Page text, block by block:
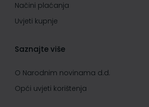
Načini plaćanja
Uvjeti kupnje
Saznajte više
O Narodnim novinama d.d.
Opći uvjeti korištenja